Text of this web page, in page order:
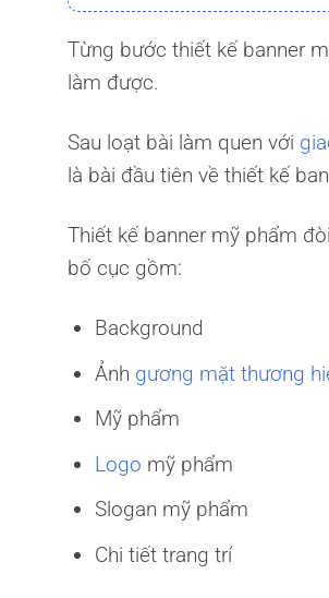
Từng bước thiết kế banner
làm được.
Sau loạt bài làm quen với
là bài đầu tiên về thiết kế
Thiết kế banner mỹ phẩm
bố cục gồm:
Background
Ảnh gương mặt thương
Mỹ phẩm
Logo mỹ phẩm
Slogan mỹ phẩm
Chi tiết trang trí